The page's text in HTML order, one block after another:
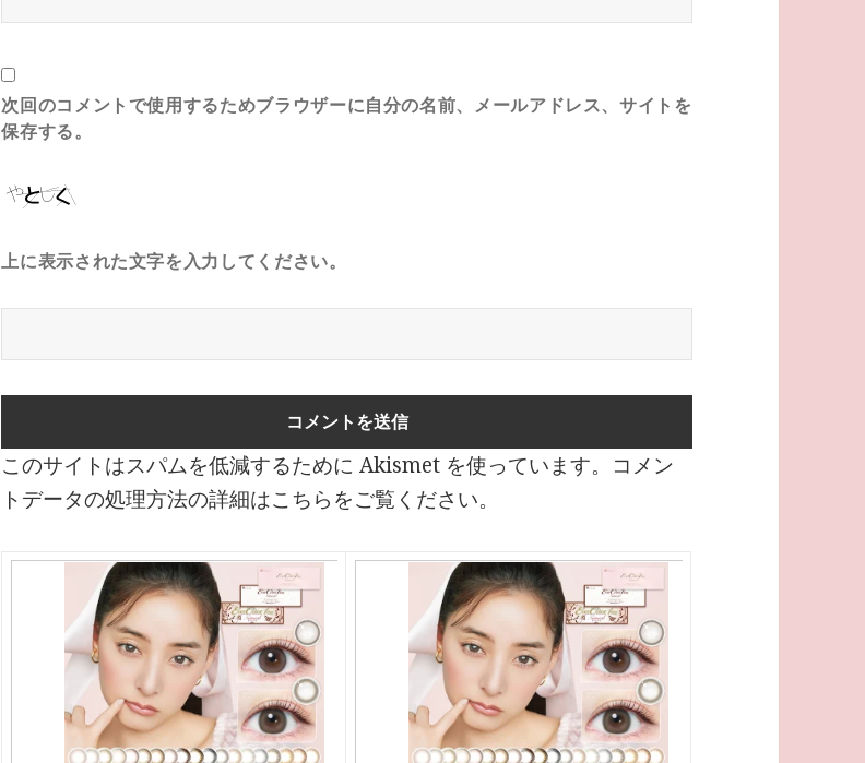
次回のコメントで使用するためブラウザーに自分の名前、メールアドレス、サイトを
保存する。
上に表示された文字を入力してください。
このサイトはスパムを低減するために Akismet を使っています。
コメン
トデータの処理方法の詳細はこちらをご覧ください。